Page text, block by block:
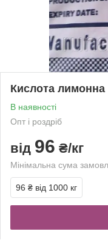
Кислота лимонна
В наявності
Опт і роздріб
від 96 ₴/кг
Мінімальна сума
96 ₴ від 1000 кг